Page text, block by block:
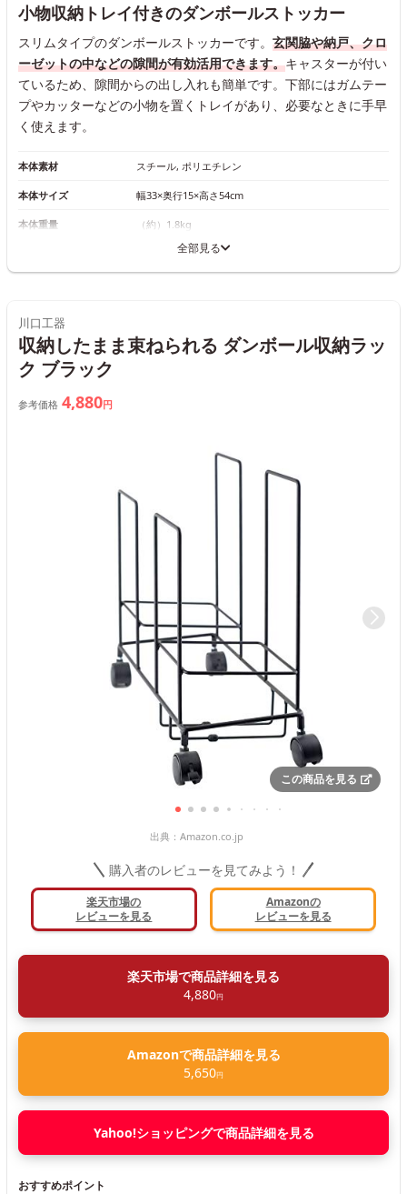
小物収納トレイ付きのダンボールストッカー
スリムタイプのダンボールストッカーです。 玄関脇や納戸、クロ
ーゼットの中などの隙間が有効活用できます。キャスターが付い
ているため、隙間からの出し入れも簡単です。下部にはガムテー
プやカッターなどの小物を置くトレイがあり、必要なときに手早
く使えます。
本体素材 スチール, ポリエチレン
本体サイズ 幅33×奥行15×高さ54cm
本体重量 （約）1.8kg
全部見る
川口工器
収納したまま束ねられる ダンボール収納ラッ
ク ブラック
参考価格 4,880円
この商品を見る
出典： Amazon.co.jp
購入者のレビューを見てみよう！
楽天市場の
レビューを見る
Amazonの
レビューを見る
楽天市場で商品詳細を見る
4,880円
Amazonで商品詳細を見る
5,650円
Yahoo!ショッピングで商品詳細を見る
おすすめポイント